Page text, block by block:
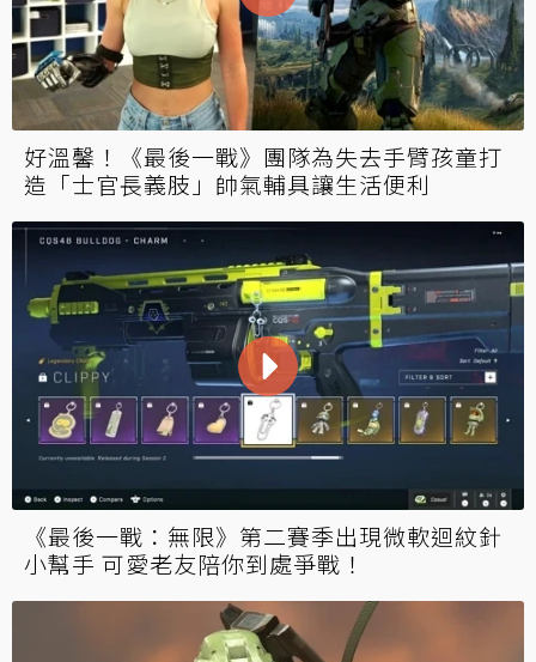
好溫馨！《最後一戰》團隊為失去手臂孩童打
造「士官長義肢」帥氣輔具讓生活便利
《最後一戰：無限》第二賽季出現微軟迴紋針
小幫手 可愛老友陪你到處爭戰！